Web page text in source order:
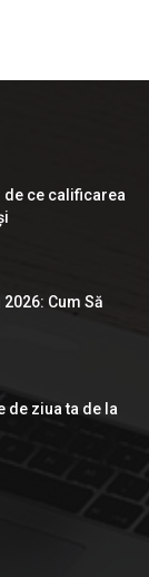
de ce calificarea
Cum Să
de ziua ta de la